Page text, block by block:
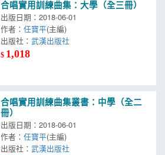
合唱實用訓練曲集：大學（全三冊）
出版日期：2018-06-01
作者：任寶平(主編)
出版社：武漢出版社
$ 1,018
合唱實用訓練曲集叢書：中學（全二
冊）
出版日期：2018-06-01
作者：任寶平(主編)
出版社：武漢出版社